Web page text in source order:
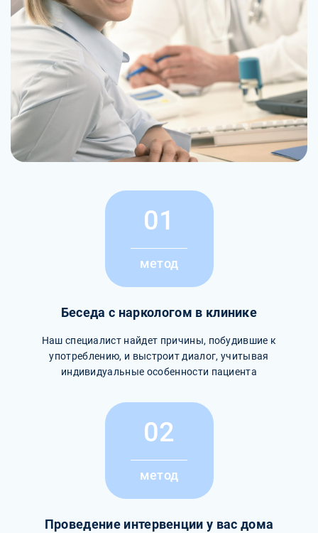
01
метод
Беседа с наркологом в клинике
Наш специалист найдет причины, побудившие к
употреблению, и выстроит диалог, учитывая
индивидуальные особенности пациента
02
метод
Проведение интервенции у вас дома